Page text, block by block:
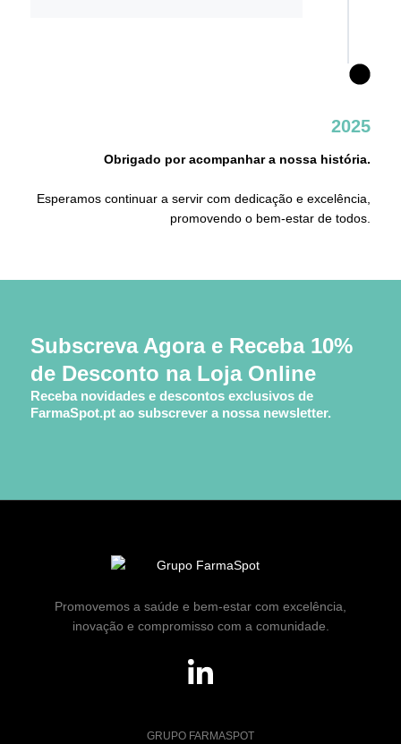
2025
Obrigado por acompanhar a nossa história.
Esperamos continuar a servir com dedicação e excelência,
promovendo o bem-estar de todos.
Subscreva Agora e Receba 10%
de Desconto na Loja Online
Receba novidades e descontos exclusivos de
FarmaSpot.pt ao subscrever a nossa newsletter.
Promovemos a saúde e bem-estar com excelência,
inovação e compromisso com a comunidade.
GRUPO FARMASPOT